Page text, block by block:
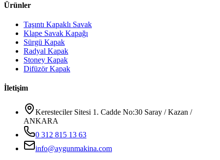
Ürünler
Taşıntı Kapaklı Savak
Klape Savak Kapağı
Sürgü Kapak
Radyal Kapak
Stoney Kapak
Difüzör Kapak
İletişim
Keresteciler Sitesi 1. Cadde No:30 Saray / Kazan /
ANKARA
0 312 815 13 63
info@aygunmakina.com